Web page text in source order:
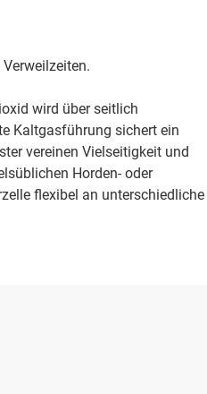
wird über seitlich
Kaltgasführung sichert ein
vereinen Vielseitigkeit und
Horden- oder
flexibel an unterschiedliche